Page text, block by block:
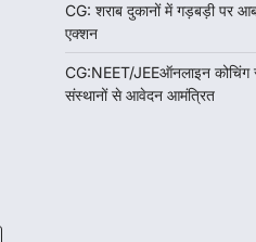
CG: शराब दुकानों में गड़बड़ी पर
एक्शन
CG:NEET/JEEऑनलाइन कोचिंग
संस्थानों से आवेदन आमंत्रित